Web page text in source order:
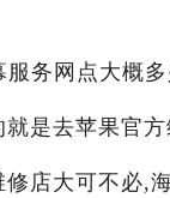
务网点大概
是去苹果官
店大可不必,